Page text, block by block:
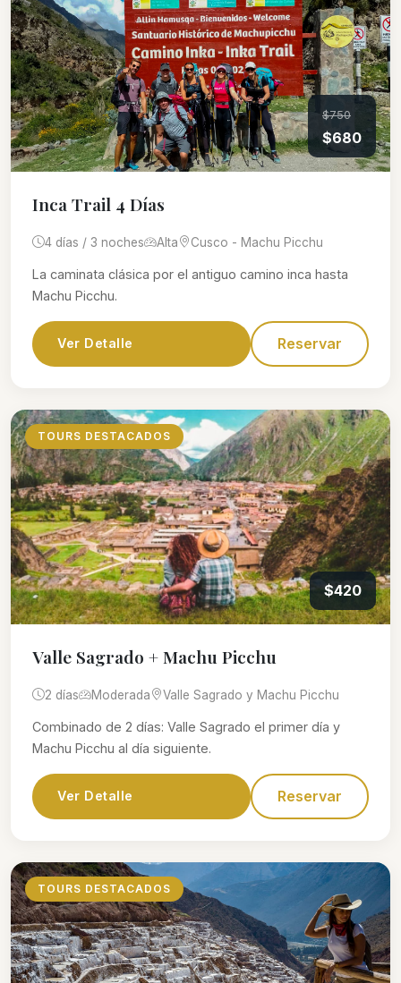
$750
$680
Inca Trail 4 Días
4 días / 3 noches Alta Cusco - Machu Picchu
La caminata clásica por el antiguo camino inca hasta
Machu Picchu.
Ver Detalle Reservar
TOURS DESTACADOS
$420
Valle Sagrado + Machu Picchu
2 días Moderada Valle Sagrado y Machu Picchu
Combinado de 2 días: Valle Sagrado el primer día y
Machu Picchu al día siguiente.
Ver Detalle Reservar
TOURS DESTACADOS